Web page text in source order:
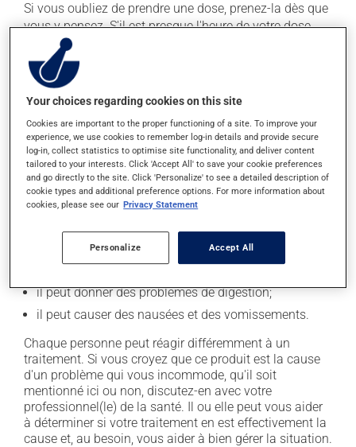
Si vous oubliez de prendre une dose, prenez-la dès que
vous y pensez. S'il est presque l'heure de votre dose
suivante, laissez simplement tomber la dose oubliée.
Ne doublez pas la dose suivante pour tenter de vous
rattraper. Ce médicament peut être pris avec ou sans
nourriture. Si toutefois il vous causait des problèmes
nourriture pourrait vous aider à les soulager.
Effets indésirables
En plus de ses effets recherchés, ce produit peut à
secondaires), notamment :
il peut causer de la diarrhée;
il peut donner des problèmes de digestion;
il peut causer des nausées et des vomissements.
Chaque personne peut réagir différemment à un
traitement. Si vous croyez que ce produit est la cause
d'un problème qui vous incommode, qu'il soit
mentionné ici ou non, discutez-en avec votre
professionnel(le) de la santé. Il ou elle peut vous aider
à déterminer si votre traitement en est effectivement la
cause et, au besoin, vous aider à bien gérer la situation.
Your choices regarding cookies on this site
Cookies are important to the proper functioning of a site. To improve your
experience, we use cookies to remember log-in details and provide secure
log-in, collect statistics to optimise site functionality, and deliver content
tailored to your interests. Click 'Accept All' to save your cookie preferences
and go directly to the site. Click 'Personalize' to see a detailed description of
cookie types and additional preference options. For more information about
cookies, please see our Privacy Statement
Personalize Accept All